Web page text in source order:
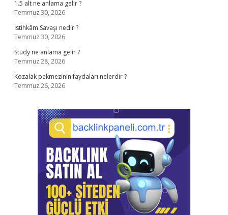
1.5 alt ne anlama gelir ?
Temmuz 30, 2026
İstihkâm Savaşı nedir ?
Temmuz 30, 2026
Study ne anlama gelir ?
Temmuz 28, 2026
Kozalak pekmezinin faydaları nelerdir ?
Temmuz 26, 2026